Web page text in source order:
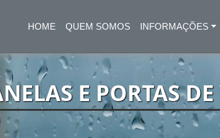
HOME
(CURRENT)
QUEM SOMOS INFORMAÇÕES
E PORTAS